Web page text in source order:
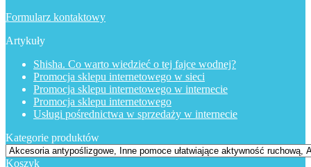
Formularz kontaktowy
Artykuły
Shisha. Co warto wiedzieć o tej fajce wodnej?
Promocja sklepu internetowego w sieci
Promocja sklepu internetowego w internecie
Promocja sklepu internetowego
Usługi pośrednictwa w sprzedaży w internecie
Kategorie produktów
Koszyk